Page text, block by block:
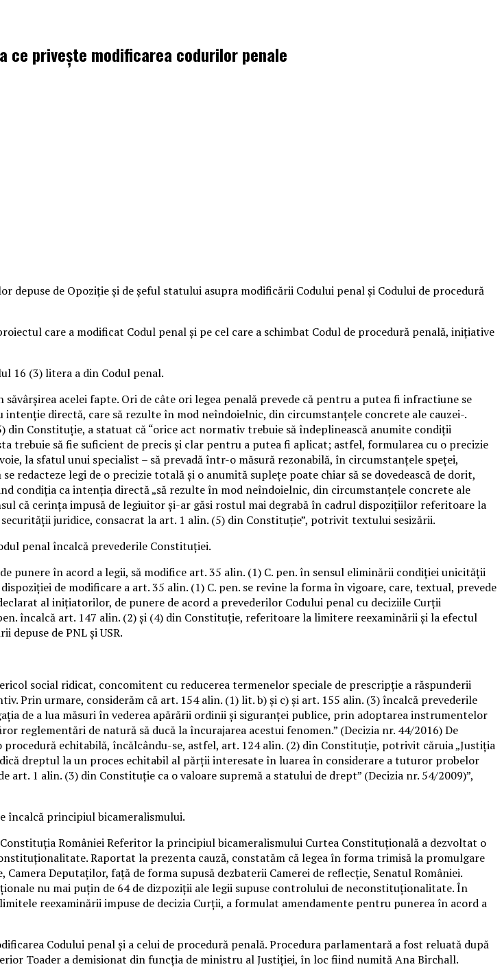
ce priveşte modificarea codurilor penale
depuse de Opoziţie şi de şeful statului asupra modificării Codului penal şi Codului de procedură
care a modificat Codul penal şi pe cel care a schimbat Codul de procedură penală, iniţiative
16 (3) litera a din Codul penal.
acelei fapte. Ori de câte ori legea penală prevede că pentru a putea fi infractiune se
directă, care să rezulte în mod neîndoielnic, din circumstanţele concrete ale cauzei-.
Constituţie, a statuat că “orice act normativ trebuie să îndeplinească anumite condiţii
trebuie să fie suficient de precis şi clar pentru a putea fi aplicat; astfel, formularea cu o precizie
la sfatul unui specialist – să prevadă într-o măsură rezonabilă, în circumstanţele speţei,
legi de o precizie totală şi o anumită supleţe poate chiar să se dovedească de dorit,
condiţia ca intenţia directă „să rezulte în mod neîndoielnic, din circumstanţele concrete ale
că cerinţa impusă de legiuitor şi-ar găsi rostul mai degrabă în cadrul dispoziţiilor referitoare la
juridice, consacrat la art. 1 alin. (5) din Constituţie”, potrivit textului sesizării.
penal încalcă prevederile Constituţiei.
în acord a legii, să modifice art. 35 alin. (1) C. pen. în sensul eliminării condiţiei unicităţii
de modificare a art. 35 alin. (1) C. pen. se revine la forma în vigoare, care, textual, prevede
al iniţiatorilor, de punere de acord a prevederilor Codului penal cu deciziile Curţii
încalcă art. 147 alin. (2) şi (4) din Constituţie, referitoare la limitere reexaminării şi la efectul
de PNL şi USR.
social ridicat, concomitent cu reducerea termenelor speciale de prescripţie a răspunderii
Prin urmare, considerăm că art. 154 alin. (1) lit. b) şi c) şi art. 155 alin. (3) încalcă prevederile
de a lua măsuri în vederea apărării ordinii şi siguranţei publice, prin adoptarea instrumentelor
reglementări de natură să ducă la încurajarea acestui fenomen.” (Decizia nr. 44/2016) De
echitabilă, încălcându-se, astfel, art. 124 alin. (2) din Constituţie, potrivit căruia „Justiţia
dreptul la un proces echitabil al părţii interesate în luarea în considerare a tuturor probelor
1 alin. (3) din Constituţie ca o valoare supremă a statului de drept” (Decizia nr. 54/2009)”,
încalcă principiul bicameralismului.
României Referitor la principiul bicameralismului Curtea Constituţională a dezvoltat o
Raportat la prezenta cauză, constatăm că legea în forma trimisă la promulgare
Deputaţilor, faţă de forma supusă dezbaterii Camerei de reflecţie, Senatul României.
nu mai puţin de 64 de dizpoziţii ale legii supuse controlului de neconstituţionalitate. În
reexaminării impuse de decizia Curţii, a formulat amendamente pentru punerea în acord a
Codului penal şi a celui de procedură penală. Procedura parlamentară a fost reluată după
Toader a demisionat din funcţia de ministru al Justiţiei, în loc fiind numită Ana Birchall.